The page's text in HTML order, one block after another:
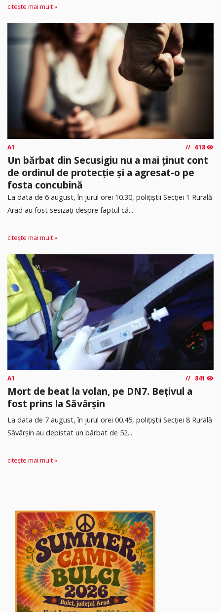
citește mai mult »
A1 618
Un bărbat din Secusigiu nu a mai ținut cont
de ordinul de protecție și a agresat-o pe
fosta concubină
​La data de 6 august, în jurul orei 10.30, polițiștii Secției 1 Rurală
Arad au fost sesizați despre faptul că...
citește mai mult »
A1 841
Mort de beat la volan, pe DN7. Bețivul a
fost prins la Săvârșin
​La data de 7 august, în jurul orei 00.45, polițiștii Secției 8 Rurală
Săvârșin au depistat un bărbat de 52...
citește mai mult »